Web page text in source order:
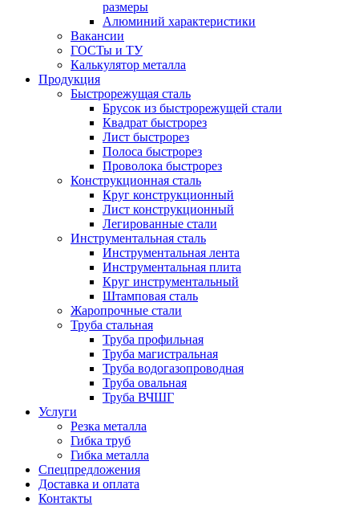
размеры
Алюминий характеристики
Вакансии
ГОСТы и ТУ
Калькулятор металла
Продукция
Быстрорежущая сталь
Брусок из быстрорежущей стали
Квадрат быстрорез
Лист быстрорез
Полоса быстрорез
Проволока быстрорез
Конструкционная сталь
Круг конструкционный
Лист конструкционный
Легированные стали
Инструментальная сталь
Инструментальная лента
Инструментальная плита
Круг инструментальный
Штамповая сталь
Жаропрочные стали
Труба стальная
Труба профильная
Труба магистральная
Труба водогазопроводная
Труба овальная
Труба ВЧШГ
Услуги
Резка металла
Гибка труб
Гибка металла
Спецпредложения
Доставка и оплата
Контакты